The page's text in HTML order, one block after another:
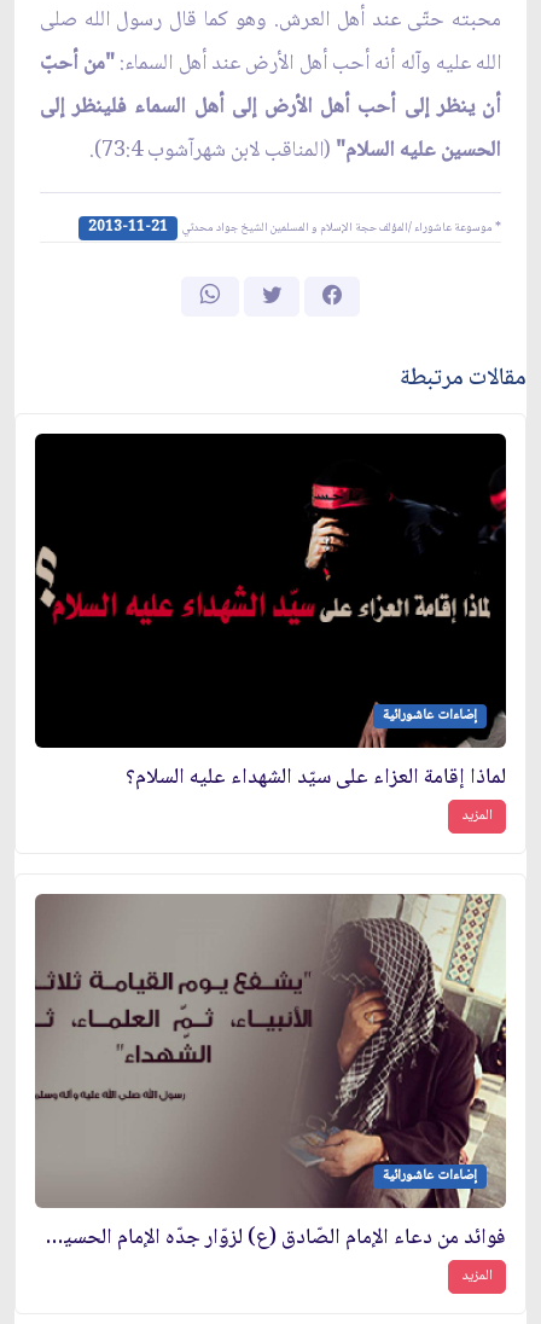
محبته حتّى عند أهل العرش. وهو كما قال رسول الله صلى
الله عليه وآله أنه أحب أهل الأرض عند أهل السماء:"من أحبّ
أن ينظر إلى أحب أهل الأرض إلى أهل السماء فلينظر إلى
الحسين عليه السلام" (المناقب لابن شهرآشوب 73:4).
* موسوعة عاشوراء /المؤلف حجة الإسلام و المسلمين الشيخ جواد محدثي 2013-11-21
مقالات مرتبطة
إضاءات عاشورائية
لماذا إقامة العزاء على سيّد الشهداء عليه السلام؟
المزيد
إضاءات عاشورائية
فوائد من دعاء الإمام الصّادق (ع) لزوّار جدّه الإمام الحسين (ع)
المزيد